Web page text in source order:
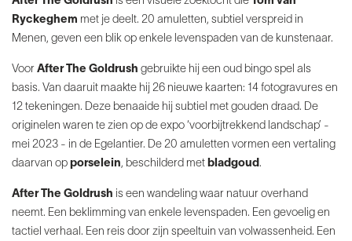
Ryckeghem met je deelt. 20 amuletten, subtiel verspreid in
Menen, geven een blik op enkele levenspaden van de kunstenaar.
Voor After The Goldrush gebruikte hij een oud bingo spel als
basis. Van daaruit maakte hij 26 nieuwe kaarten: 14 fotogravures en
12 tekeningen. Deze benaaide hij subtiel met gouden draad. De
originelen waren te zien op de expo ‘voorbijtrekkend landschap’ -
mei 2023 - in de Egelantier. De 20 amuletten vormen een vertaling
daarvan op porselein, beschilderd met bladgoud .
After The Goldrush is een wandeling waar natuur overhand
neemt. Een beklimming van enkele levenspaden. Een gevoelig en
tactiel verhaal. Een reis door zijn speeltuin van volwassenheid. Een